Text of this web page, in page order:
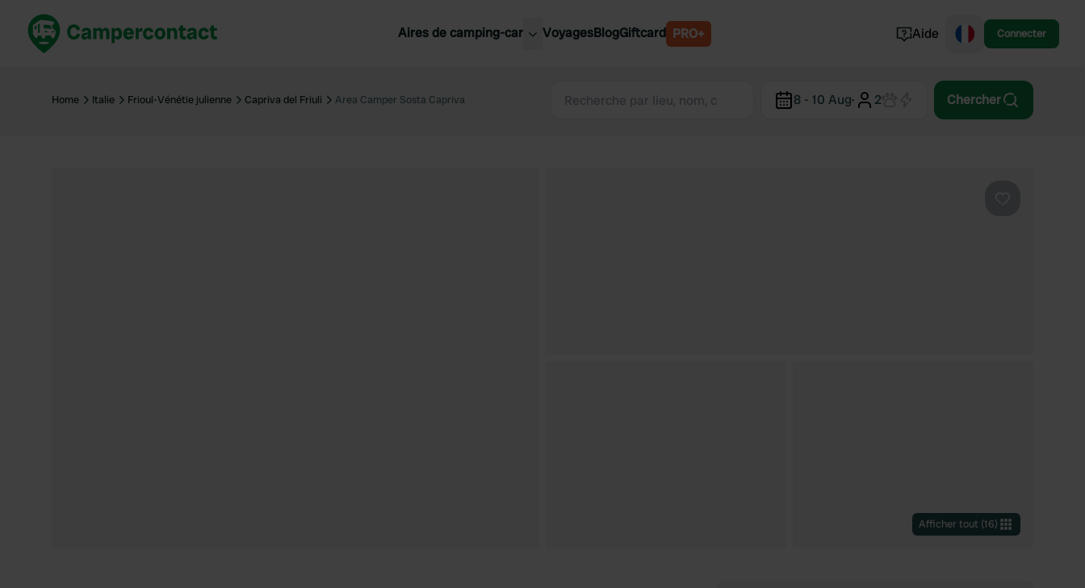
Aires de camping-car
France
France
Slovénie
VoyagesBlogGiftcard PRO+ Aide Connecter
Home Italie Frioul-Vénétie julienne Capriva del Friuli Area Camper Sosta Capriva 8 - 10 Aug· 2 Chercher
Afficher tout (16)